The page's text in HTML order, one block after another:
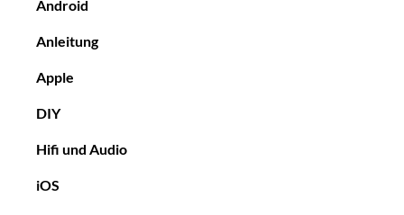
Android
Anleitung
Apple
DIY
Hifi und Audio
iOS